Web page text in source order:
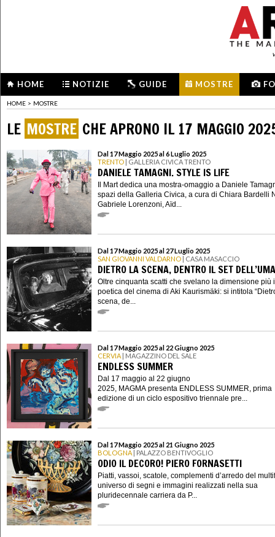
HOME NOTIZIE GUIDE MOSTRE
HOME > MOSTRE
LE MOSTRE CHE APRONO IL 17 MAGGIO
Dal 17 Maggio 2025 al 6 Luglio 2025
TRENTO | GALLERIA CIVICA TRENTO
DANIELE TAMAGNI. STYLE IS LIFE
Il Mart dedica una mostra-omaggio a Daniele
spazi della Galleria Civica, a cura di Chiara Bardelli
Gabriele Lorenzoni, Aïd...
Dal 17 Maggio 2025 al 27 Luglio 2025
SAN GIOVANNI VALDARNO | CASA MASACCIO
DIETRO LA SCENA, DENTRO IL SET
Oltre cinquanta scatti che svelano la dimensione più
poetica del cinema di Aki Kaurismäki: si intitola
scena, de...
Dal 17 Maggio 2025 al 22 Giugno 2025
CERVIA | MAGAZZINO DEL SALE
ENDLESS SUMMER
Dal 17 maggio al 22 giugno
2025, MAGMA presenta ENDLESS SUMMER, prima
edizione di un ciclo espositivo triennale pre...
Dal 17 Maggio 2025 al 21 Giugno 2025
BOLOGNA | PALAZZO BENTIVOGLIO
ODIO IL DECORO! PIERO FORNASETTI
Piatti, vassoi, scatole, complementi d’arredo del
universo di segni e immagini realizzati nella sua
pluridecennale carriera da P...